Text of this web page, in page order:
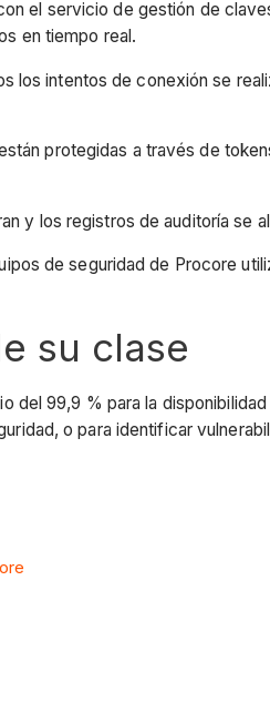
el servicio de gestión de
en tiempo real.
los intentos de conexión se
protegidas a través de
y los registros de auditoría se
de seguridad de Procore
su clase
del 99,9 % para la
o para identificar